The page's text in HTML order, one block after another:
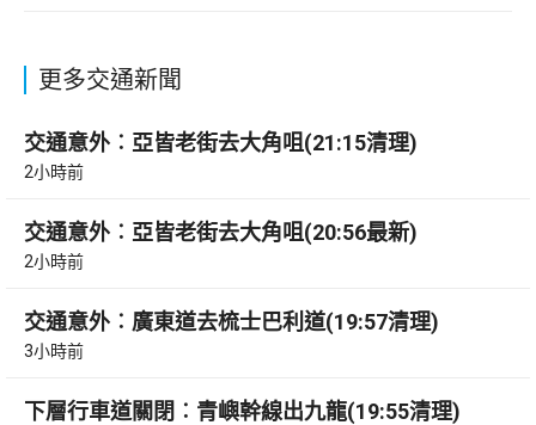
更多交通新聞
交通意外︰亞皆老街去大角咀(21:15清理)
2小時前
交通意外︰亞皆老街去大角咀(20:56最新)
2小時前
交通意外︰廣東道去梳士巴利道(19:57清理)
3小時前
下層行車道關閉︰青嶼幹線出九龍(19:55清理)